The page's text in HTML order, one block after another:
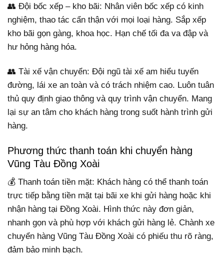
👥 Đội bốc xếp – kho bãi: Nhân viên bốc xếp có kinh
nghiệm, thao tác cẩn thận với mọi loại hàng. Sắp xếp
kho bãi gọn gàng, khoa học. Hạn chế tối đa va đập và
hư hỏng hàng hóa.
👥 Tài xế vận chuyển: Đội ngũ tài xế am hiểu tuyến
đường, lái xe an toàn và có trách nhiệm cao. Luôn tuân
thủ quy định giao thông và quy trình vận chuyển. Mang
lại sự an tâm cho khách hàng trong suốt hành trình gửi
hàng.
Phương thức thanh toán khi chuyển hàng
Vũng Tàu Đồng Xoài
💰 Thanh toán tiền mặt: Khách hàng có thể thanh toán
trực tiếp bằng tiền mặt tại bãi xe khi gửi hàng hoặc khi
nhận hàng tại Đồng Xoài. Hình thức này đơn giản,
nhanh gọn và phù hợp với khách gửi hàng lẻ. Chành xe
chuyển hàng Vũng Tàu Đồng Xoài có phiếu thu rõ ràng,
đảm bảo minh bạch.